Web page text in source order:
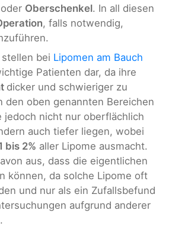
oder Oberschenkel. In all diesen
, falls notwendig,
bei Lipomen am Bauch
Patienten dar, da ihre
dicker und schwieriger zu
den oben genannten Bereichen
jedoch nicht nur oberflächlich
auch tiefer liegen, wobei
bis 2% aller Lipome ausmacht.
aus, dass die eigentlichen
können, da solche Lipome oft
und nur als ein Zufallsbefund
aufgrund anderer